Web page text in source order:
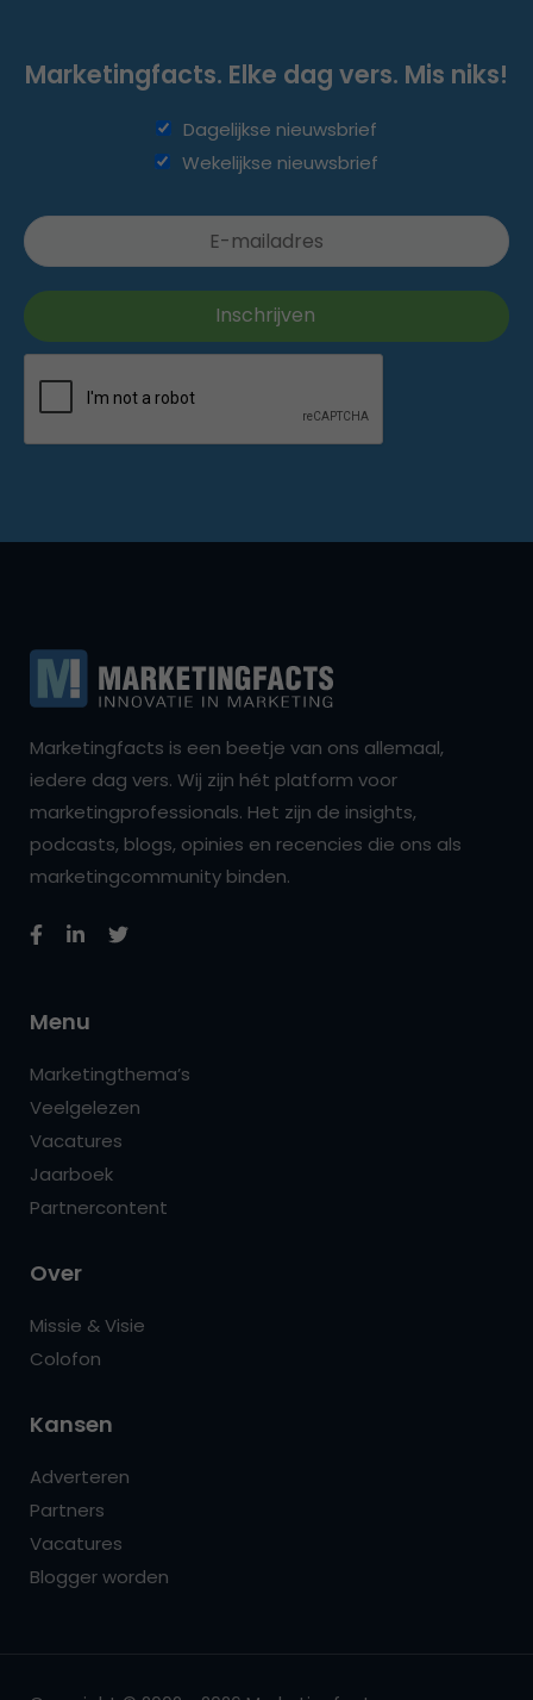
Marketingfacts. Elke dag vers. Mis niks!
Dagelijkse nieuwsbrief
Wekelijkse nieuwsbrief
Marketingfacts is een beetje van ons allemaal,
iedere dag vers. Wij zijn hét platform voor
marketingprofessionals. Het zijn de insights,
podcasts, blogs, opinies en recencies die ons als
marketingcommunity binden.
Menu
Marketingthema’s
Veelgelezen
Vacatures
Jaarboek
Partnercontent
Over
Missie & Visie
Colofon
Kansen
Adverteren
Partners
Vacatures
Blogger worden